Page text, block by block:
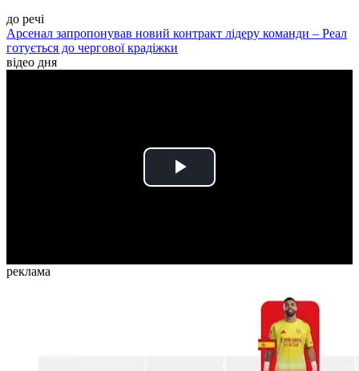
до речі
Арсенал запропонував новий контракт лідеру команди – Реал
готується до чергової крадіжки
відео дня
Play
реклама